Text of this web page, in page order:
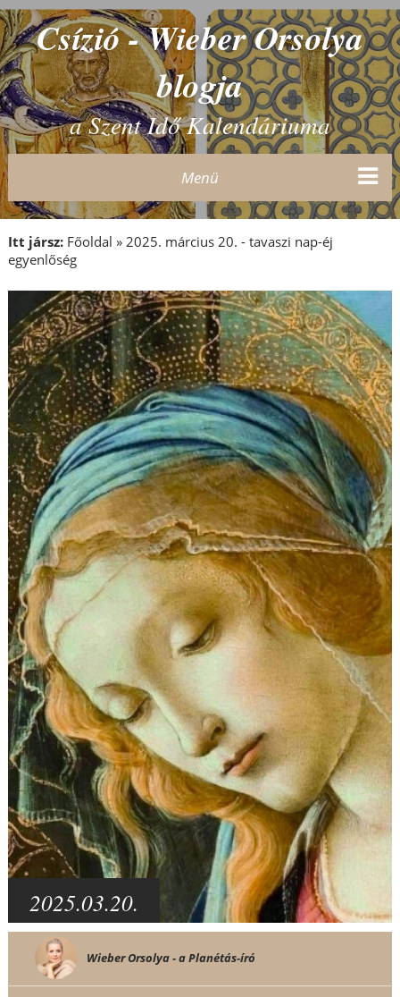
Csízió - Wieber Orsolya
blogja
a Szent Idő Kalendáriuma
Menü
Itt jársz: Főoldal » 2025. március 20. - tavaszi nap-éj
egyenlőség
2025.03.20.
Wieber Orsolya - a Planétás-író